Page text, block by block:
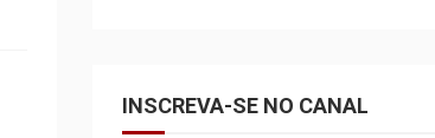
INSCREVA-SE NO CANAL